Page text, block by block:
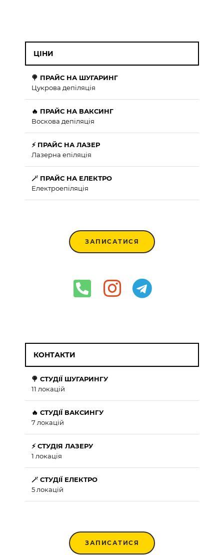
ЦІНИ
🍭 ПРАЙС НА ШУГАРИНГ
Цукрова депіляція
🔥 ПРАЙС НА ВАКСИНГ
Воскова депіляція
⚡ ПРАЙС НА ЛАЗЕР
Лазерна епіляція
🪄 ПРАЙС НА ЕЛЕКТРО
Електроепіляція
ЗАПИСАТИСЯ
КОНТАКТИ
🍭 СТУДІЇ ШУГАРИНГУ
11 локацій
🔥 СТУДІЇ ВАКСИНГУ
7 локацій
⚡ СТУДІЯ ЛАЗЕРУ
1 локація
🪄 СТУДІЇ ЕЛЕКТРО
5 локацій
ЗАПИСАТИСЯ